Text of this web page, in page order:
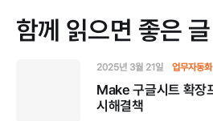
함께 읽으면 좋은 글
2025년 3월 21일 업무자동화
Make 구글시트 확장
시해결책